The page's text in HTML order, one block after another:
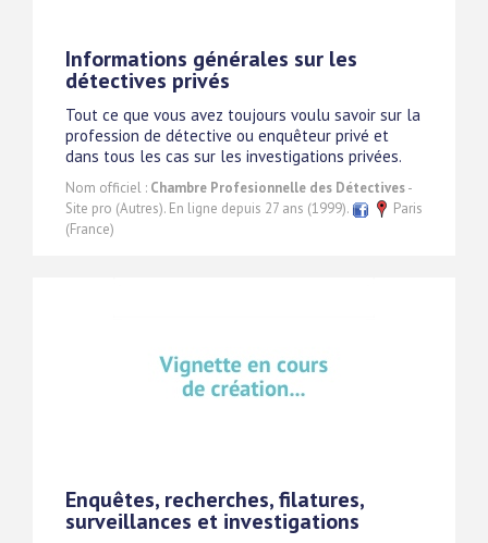
Informations générales sur les
détectives privés
Tout ce que vous avez toujours voulu savoir sur la
profession de détective ou enquêteur privé et
dans tous les cas sur les investigations privées.
Nom officiel : Chambre Profesionnelle des Détectives-
Site pro (Autres). En ligne depuis 27 ans (1999).
Paris
(France)
Enquêtes, recherches, filatures,
surveillances et investigations